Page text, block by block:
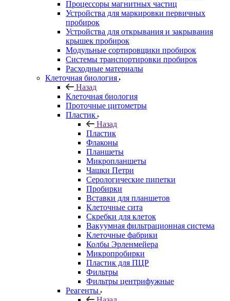
Процессоры магнитных частиц
Устройства для маркировки первичных
пробирок
Устройства для открывания и закрывания
крышек пробирок
Модульные сортировщики пробирок
Системы транспортировки пробирок
Расходные материалы
Клеточная биология
Назад
Клеточная биология
Проточные цитометры
Пластик
Назад
Пластик
Флаконы
Планшеты
Микропланшеты
Чашки Петри
Серологические пипетки
Пробирки
Вставки для планшетов
Клеточные сита
Скребки для клеток
Вакуумная фильтрационная система
Клеточные фабрики
Колбы Эрленмейера
Микропробирки
Пластик для ПЦР
Фильтры
Фильтры центрифужные
Реагенты